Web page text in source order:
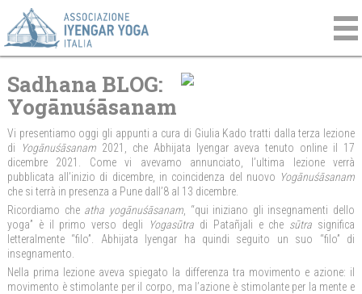
Sadhana BLOG:
Yogānuśāsanam
Vi presentiamo oggi gli appunti a cura di Giulia Kado tratti dalla terza lezione
di
Yogānuśāsanam2021, che Abhijata Iyengar aveva tenuto online il 17
dicembre 2021. Come vi avevamo annunciato, l’ultima lezione verrà
pubblicata all’inizio di dicembre, in coincidenza del nuovo Yogānuśāsanam
che si terrà in presenza a Pune dall’8 al 13 dicembre.
Ricordiamo che atha yogānuśāsanam, “qui iniziano gli insegnamenti dello
yoga” è il primo verso degli
Yogasūtra di Patañjali e che sūtra significa
letteralmente “filo”. Abhijata Iyengar ha quindi seguito un suo “filo” di
insegnamento.
Nella prima lezione aveva spiegato la differenza tra movimento e azione: il
movimento è stimolante per il corpo, ma l’azione è stimolante per la mente e